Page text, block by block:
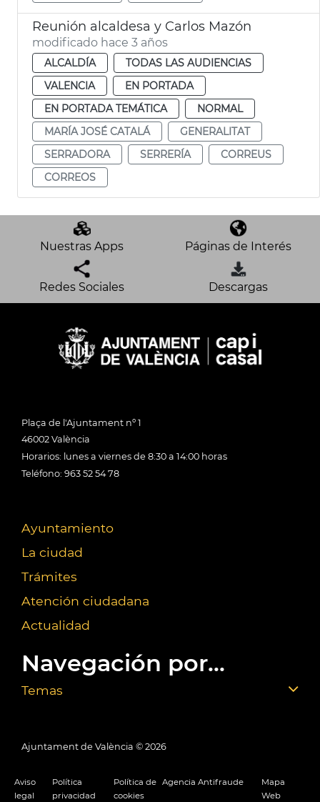
Reunión alcaldesa y Carlos Mazón
modificado hace 3 años
ALCALDÍA
TODAS LAS AUDIENCIAS
VALENCIA
EN PORTADA
EN PORTADA TEMÁTICA
NORMAL
MARÍA JOSÉ CATALÁ
GENERALITAT
SERRADORA
SERRERÍA
CORREUS
CORREOS
Nuestras Apps Páginas de Interés
Redes Sociales Descargas
Plaça de l'Ajuntament nº 1
46002 València
Horarios: lunes a viernes de 8:30 a 14:00 horas
Teléfono: 963 52 54 78
Ayuntamiento
La ciudad
Trámites
Atención ciudadana
Actualidad
Navegación por...
Temas
Ajuntament de València © 2026
Aviso
legal
Política
privacidad
Política de
cookies
Agencia Antifraude
Mapa
Web